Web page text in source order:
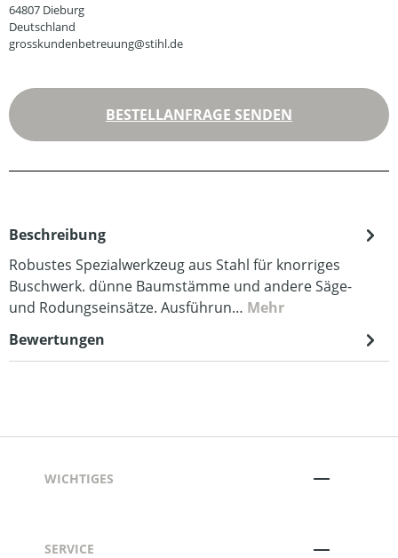
64807 Dieburg
Deutschland
grosskundenbetreuung@stihl.de
BESTELLANFRAGE SENDEN
Beschreibung
Robustes Spezialwerkzeug aus Stahl für knorriges
Buschwerk. dünne Baumstämme und andere Säge-
und Rodungseinsätze. Ausführun… Mehr
Bewertungen
WICHTIGES
SERVICE